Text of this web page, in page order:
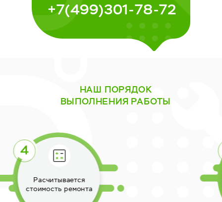
+7(499)301-78-72
НАШ ПОРЯДОК
ВЫПОЛНЕНИЯ РАБОТЫ
Выполняется ремонт
техники